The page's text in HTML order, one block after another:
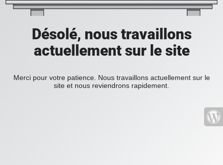
Désolé, nous travaillons
actuellement sur le site
Merci pour votre patience. Nous travaillons actuellement sur le
site et nous reviendrons rapidement.